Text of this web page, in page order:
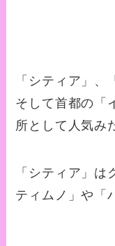
「シティア」、
そして首都の「
所として人気み
「シティア」
ティムノ」や「